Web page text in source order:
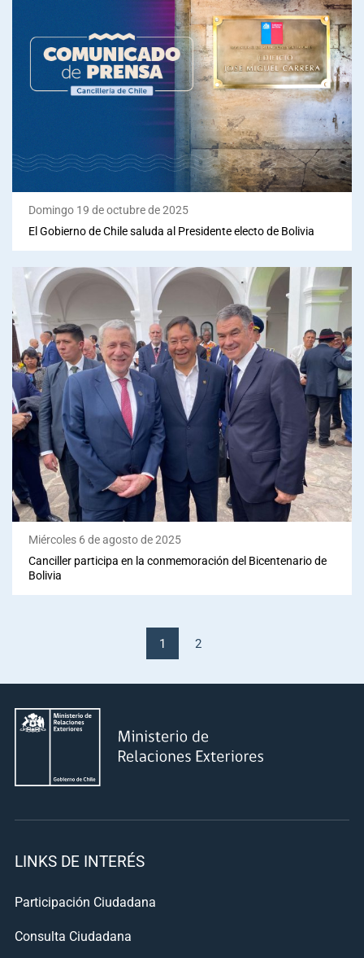
Domingo 19 de octubre de 2025
El Gobierno de Chile saluda al Presidente electo de Bolivia
Miércoles 6 de agosto de 2025
Canciller participa en la conmemoración del Bicentenario de
Bolivia
1 2
LINKS DE INTERÉS
Participación Ciudadana
Consulta Ciudadana